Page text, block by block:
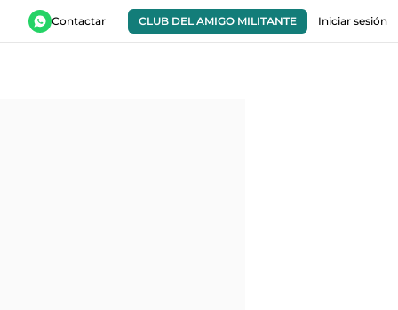
Contactar CLUB DEL AMIGO MILITANTE Iniciar sesión